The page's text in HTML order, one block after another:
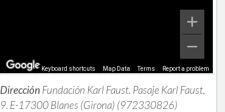
Keyboard shortcuts Map Data Terms Report a problem
Dirección Fundación Karl Faust. Pasaje Karl Faust,
9. E-17300 Blanes (Girona) (972330826)